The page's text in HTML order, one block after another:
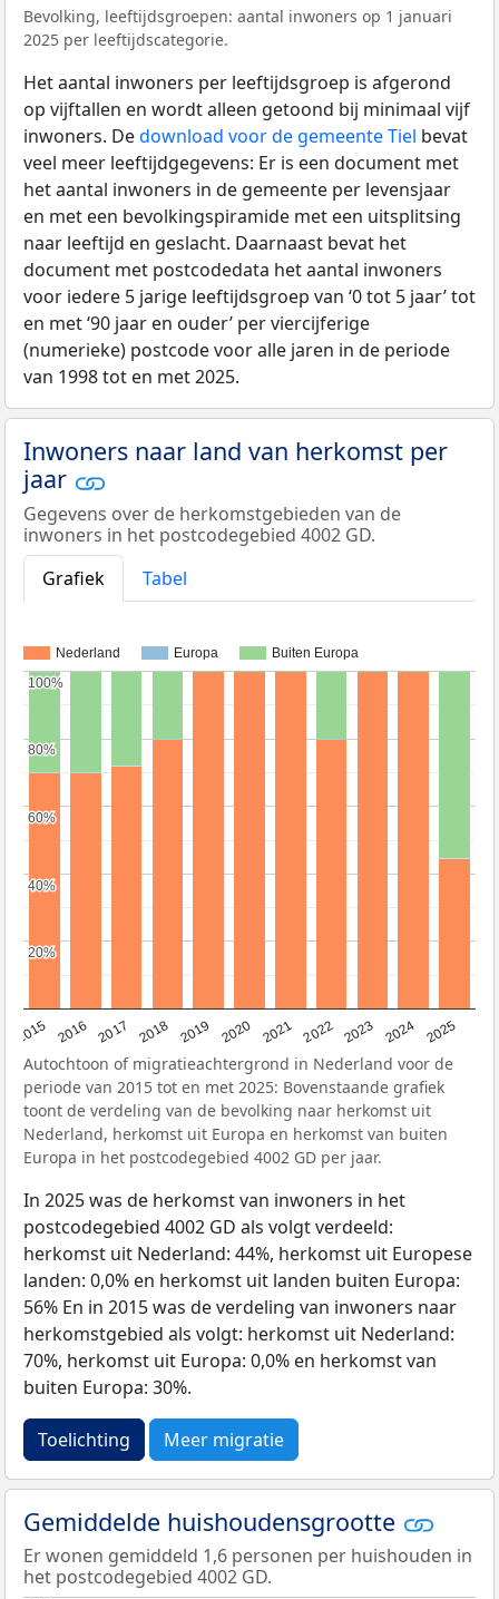
Bevolking, leeftijdsgroepen: aantal inwoners op 1 januari
2025 per leeftijdscategorie.
Het aantal inwoners per leeftijdsgroep is afgerond
op vijftallen en wordt alleen getoond bij minimaal vijf
inwoners. Dedownload voor de gemeente Tiel bevat
veel meer leeftijdgegevens: Er is een document met
het aantal inwoners in de gemeente per levensjaar
en met een bevolkingspiramide met een uitsplitsing
naar leeftijd en geslacht. Daarnaast bevat het
document met postcodedata het aantal inwoners
voor iedere 5 jarige leeftijdsgroep van ‘0 tot 5 jaar’ tot
en met ‘90 jaar en ouder’ per viercijferige
(numerieke) postcode voor alle jaren in de periode
van 1998 tot en met 2025.
Inwoners naar land van herkomst per
jaar
Gegevens over de herkomstgebieden van de
inwoners in het postcodegebied 4002 GD.
Grafiek
Tabel
Nederland Europa Buiten Europa
2015 2016 2017 2018 2019 2020 2021 2022 2023 2024 2025
20%
20%
40%
40%
60%
60%
80%
80%
100%
100%
Autochtoon of migratieachtergrond in Nederland voor de
periode van 2015 tot en met 2025: Bovenstaande grafiek
toont de verdeling van de bevolking naar herkomst uit
Nederland, herkomst uit Europa en herkomst van buiten
Europa in het postcodegebied 4002 GD per jaar.
In 2025 was de herkomst van inwoners in het
postcodegebied 4002 GD als volgt verdeeld:
herkomst uit Nederland: 44%, herkomst uit Europese
landen: 0,0% en herkomst uit landen buiten Europa:
56% En in 2015 was de verdeling van inwoners naar
herkomstgebied als volgt: herkomst uit Nederland:
70%, herkomst uit Europa: 0,0% en herkomst van
buiten Europa: 30%.
Toelichting Meer migratie
Gemiddelde huishoudensgrootte
Er wonen gemiddeld 1,6 personen per huishouden in
het postcodegebied 4002 GD.